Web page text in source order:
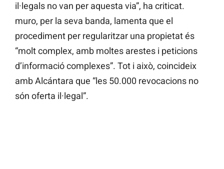
il·legals no van per aquesta via”, ha criticat.
muro, per la seva banda, lamenta que el
procediment per regularitzar una propietat és
“molt complex, amb moltes arestes i peticions
d’informació complexes”. Tot i això, coincideix
amb Alcántara que “les 50.000 revocacions no
són oferta il·legal”.